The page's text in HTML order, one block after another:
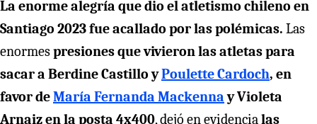
La enorme alegría que dio el atletismo chileno en
Santiago 2023 fue acallado por las polémicas. Las
enormespresiones que vivieron las atletas para
sacar a Berdine Castillo yPoulette Cardoch, en
favor deMaría Fernanda Mackennay Violeta
Arnaiz en la posta 4x400, dejó en evidencialas